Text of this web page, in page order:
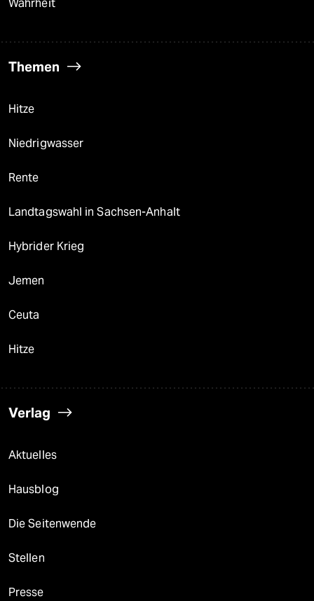
Wahrheit
Themen
Hitze
Niedrigwasser
Rente
Landtagswahl in Sachsen-Anhalt
Hybrider Krieg
Jemen
Ceuta
Hitze
Verlag
Aktuelles
Hausblog
Die Seitenwende
Stellen
Presse